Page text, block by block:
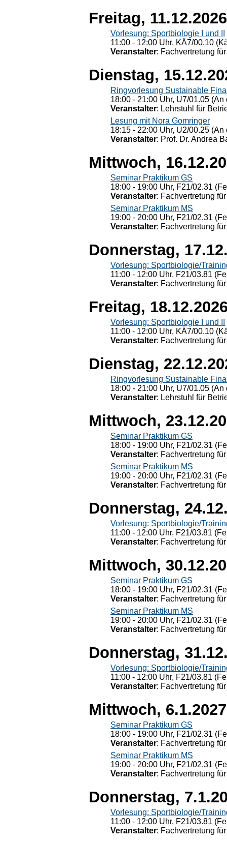
Freitag, 11.12.2026
Vorlesung: Sportbiologie I und II
11:00 - 12:00 Uhr, KÄ7/00.10
Veranstalter: Fachvertretung
Dienstag,
Ringvorlesung Sustainable
18:00 - 21:00 Uhr, U7/01.05
Veranstalter: Lehrstuhl für
Lesung mit Nora Gomringer
18:15 - 22:00 Uhr, U2/00.25
Veranstalter: Prof. Dr. Andrea
Mittwoch,
Seminar Praktikum GS
18:00 - 19:00 Uhr, F21/02.31
Veranstalter: Fachvertretung
Seminar Praktikum MS
19:00 - 20:00 Uhr, F21/02.31
Veranstalter: Fachvertretung
Donnerstag,
Vorlesung: Sportbiologie/
11:00 - 12:00 Uhr, F21/03.81
Veranstalter: Fachvertretung
Freitag,
Vorlesung: Sportbiologie I und II
11:00 - 12:00 Uhr, KÄ7/00.10
Veranstalter: Fachvertretung
Dienstag,
Ringvorlesung Sustainable
18:00 - 21:00 Uhr, U7/01.05
Veranstalter: Lehrstuhl für
Mittwoch,
Seminar Praktikum GS
18:00 - 19:00 Uhr, F21/02.31
Veranstalter: Fachvertretung
Seminar Praktikum MS
19:00 - 20:00 Uhr, F21/02.31
Veranstalter: Fachvertretung
Donnerstag,
Vorlesung: Sportbiologie/
11:00 - 12:00 Uhr, F21/03.81
Veranstalter: Fachvertretung
Mittwoch,
Seminar Praktikum GS
18:00 - 19:00 Uhr, F21/02.31
Veranstalter: Fachvertretung
Seminar Praktikum MS
19:00 - 20:00 Uhr, F21/02.31
Veranstalter: Fachvertretung
Donnerstag,
Vorlesung: Sportbiologie/
11:00 - 12:00 Uhr, F21/03.81
Veranstalter: Fachvertretung
Mittwoch, 6.1.2027
Seminar Praktikum GS
18:00 - 19:00 Uhr, F21/02.31
Veranstalter: Fachvertretung
Seminar Praktikum MS
19:00 - 20:00 Uhr, F21/02.31
Veranstalter: Fachvertretung
Donnerstag,
Vorlesung: Sportbiologie/
11:00 - 12:00 Uhr, F21/03.81
Veranstalter: Fachvertretung